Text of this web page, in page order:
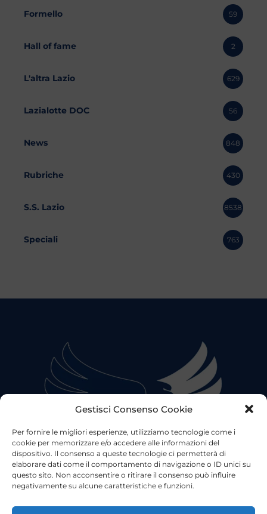
Gestisci Consenso Cookie
Per fornire le migliori esperienze, utilizziamo tecnologie come i
cookie per memorizzare e/o accedere alle informazioni del
dispositivo. Il consenso a queste tecnologie ci permetterà di
elaborare dati come il comportamento di navigazione o ID unici su
questo sito. Non acconsentire o ritirare il consenso può influire
negativamente su alcune caratteristiche e funzioni.
Formello 59
Hall of fame 2
L'altra Lazio 629
Lazialotte DOC 56
News 848
Rubriche 430
S.S. Lazio 8538
Speciali 763
©2023 Tutti i diritti riservatiLazio Live TV